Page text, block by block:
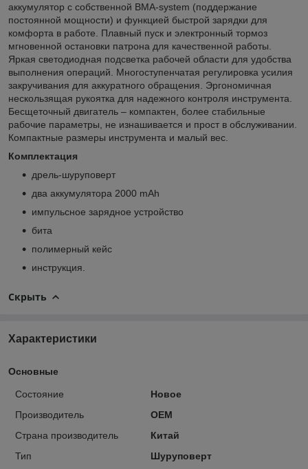
аккумулятор с собственной BMA-system (поддержание
постоянной мощности) и функцией быстрой зарядки для
комфорта в работе. Плавный пуск и электронный тормоз
мгновенной остановки патрона для качественной работы.
Яркая светодиодная подсветка рабочей области для удобства
выполнения операций. Многоступенчатая регулировка усилия
закручивания для аккуратного обращения. Эргономичная
нескользящая рукоятка для надежного контроля инструмента.
Бесщеточный двигатель – компактен, более стабильные
рабочие параметры, не изнашивается и прост в обслуживании.
Компактные размеры инструмента и малый вес.
Комплектация
дрель-шуруповерт
два аккумулятора 2000 mAh
импульсное зарядное устройство
бита
полимерный кейс
инструкция.
Скрыть
Характеристики
Основные
Состояние
Новое
Производитель
OEM
Страна производитель
Китай
Тип
Шуруповерт